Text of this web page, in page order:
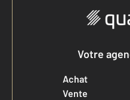
Votre
Achat
Vente